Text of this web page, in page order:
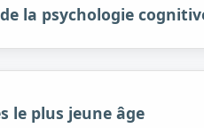
la psychologie
le plus jeune âge